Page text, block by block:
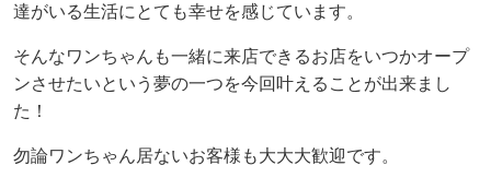
達がいる生活にとても幸せを感じています。
そんなワンちゃんも一緒に来店できるお店をいつかオープ
ンさせたいという夢の一つを今回叶えることが出来まし
た！
勿論ワンちゃん居ないお客様も大大大歓迎です。